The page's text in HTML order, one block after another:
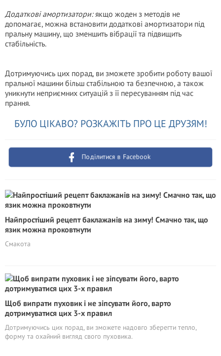
Додаткові амортизатори:якщо жоден з методів не
допомагає, можна встановити додаткові амортизатори під
пральну машину, що зменшить вібрації та підвищить
стабільність.
Дотримуючись цих порад, ви зможете зробити роботу вашої
пральної машини більш стабільною та безпечною, а також
уникнути неприємних ситуацій з її пересуванням під час
прання.
БУЛО ЦІКАВО? РОЗКАЖІТЬ ПРО ЦЕ ДРУЗЯМ!
Поділитися в Facebook
Найпростіший рецепт баклажанів на зиму! Смачно так, що
язик можна проковтнути
Смакота
Щоб випрати пуховик і не зіпсувати його, варто
дотримуватися цих 3-х правил
Дотримуючись цих порад, ви зможете надовго зберегти тепло,
форму та охайний вигляд свого пуховика.